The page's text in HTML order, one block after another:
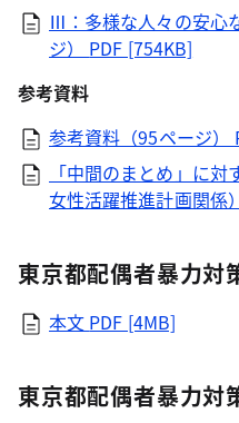
Ⅲ：多様な人々の安心
ジ） PDF [754KB]
参考資料
参考資料（95ページ）
「中間のまとめ」に
女性活躍推進計画関係）
東京都配偶者暴力対
本文 PDF [4MB]
東京都配偶者暴力対